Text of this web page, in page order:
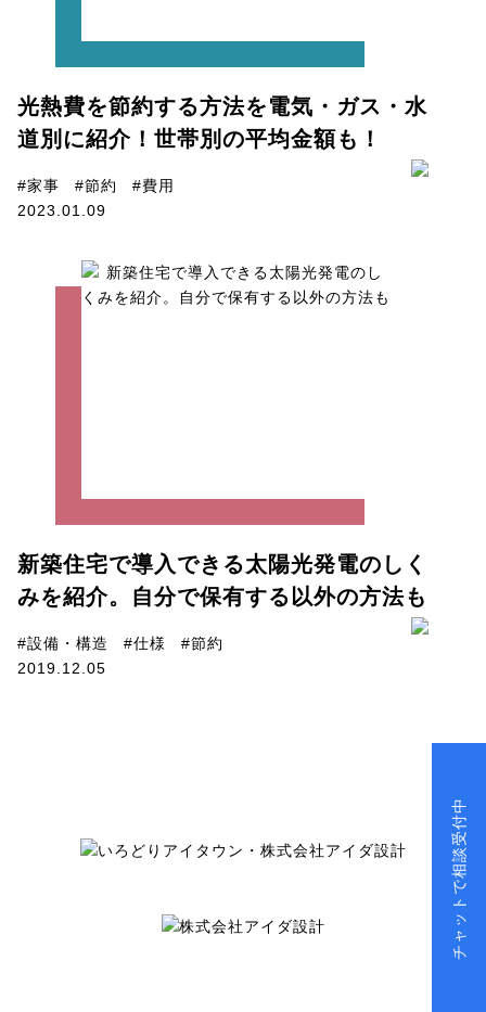
光熱費を節約する方法を電気・ガス・水
道別に紹介！世帯別の平均金額も！
#家事 #節約
#費用
2023.01.09
新築住宅で導入できる太陽光発電のしく
みを紹介。自分で保有する以外の方法も
#設備・構造 #仕様
#節約
2019.12.05
チャットで相談受付中